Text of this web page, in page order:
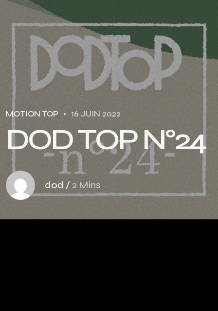
MOTION TOP 16 JUIN 2022
DODTOP N°24
dod / 2 Mins